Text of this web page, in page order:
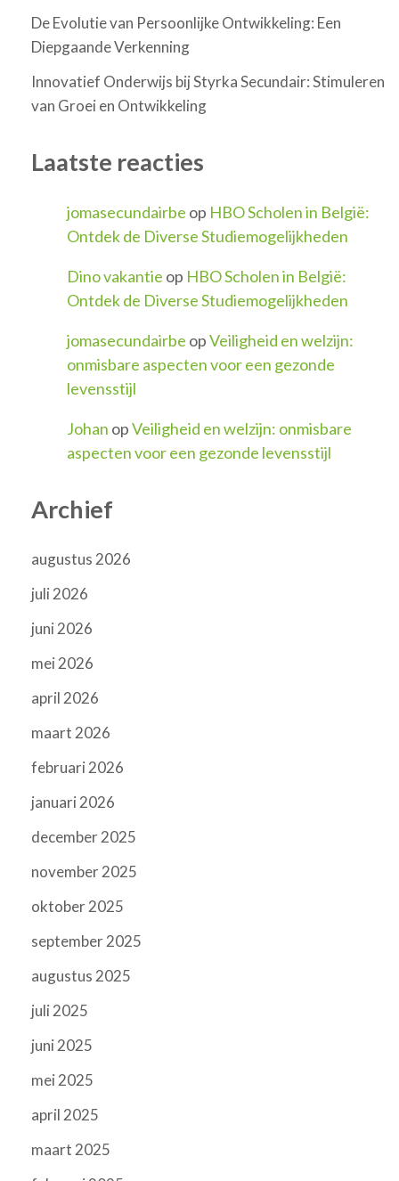
De Evolutie van Persoonlijke Ontwikkeling: Een
Diepgaande Verkenning
Innovatief Onderwijs bij Styrka Secundair: Stimuleren
van Groei en Ontwikkeling
Laatste reacties
jomasecundairbe op HBO Scholen in België:
Ontdek de Diverse Studiemogelijkheden
Dino vakantie op HBO Scholen in België:
Ontdek de Diverse Studiemogelijkheden
jomasecundairbe opVeiligheid en welzijn:
onmisbare aspecten voor een gezonde
levensstijl
Johan opVeiligheid en welzijn: onmisbare
aspecten voor een gezonde levensstijl
Archief
augustus 2026
juli 2026
juni 2026
mei 2026
april 2026
maart 2026
februari 2026
januari 2026
december 2025
november 2025
oktober 2025
september 2025
augustus 2025
juli 2025
juni 2025
mei 2025
april 2025
maart 2025